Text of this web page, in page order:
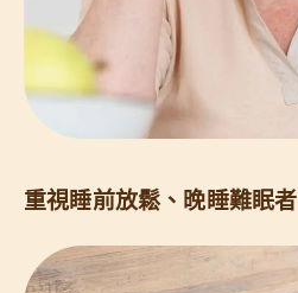
重視睡前放鬆、晚睡難眠者